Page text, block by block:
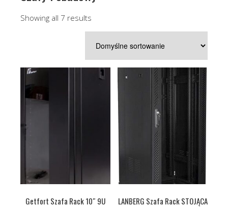
Showing all 7 results
Getfort Szafa Rack 10″ 9U
LANBERG Szafa Rack STOJĄCA